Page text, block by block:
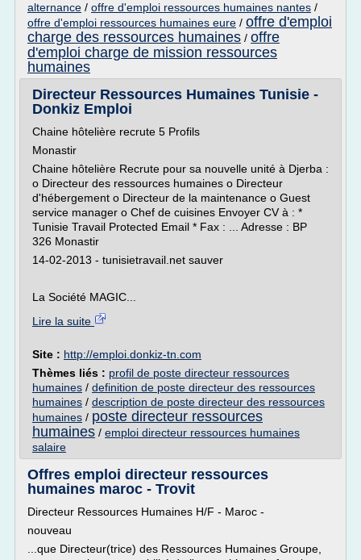
alternance / offre d'emploi ressources humaines nantes /
offre d'emploi ressources humaines eure / offre d'emploi
charge des ressources humaines / offre
d'emploi charge de mission ressources
humaines
Directeur Ressources Humaines Tunisie -
Donkiz Emploi
Chaine hôtelière recrute 5 Profils
Monastir
Chaine hôtelière Recrute pour sa nouvelle unité à Djerba :
o Directeur des ressources humaines o Directeur
d'hébergement o Directeur de la maintenance o Guest
service manager o Chef de cuisines Envoyer CV à : *
Tunisie Travail Protected Email * Fax : ... Adresse : BP
326 Monastir
14-02-2013 - tunisietravail.net sauver
La Société MAGIC...
Lire la suite
Site : http://emploi.donkiz-tn.com
Thèmes liés : profil de poste directeur ressources
humaines / definition de poste directeur des ressources
humaines / description de poste directeur des ressources
humaines / poste directeur ressources
humaines / emploi directeur ressources humaines
salaire
Offres emploi directeur ressources
humaines maroc - Trovit
Directeur Ressources Humaines H/F - Maroc -
nouveau
...que Directeur(trice) des Ressources Humaines Groupe,